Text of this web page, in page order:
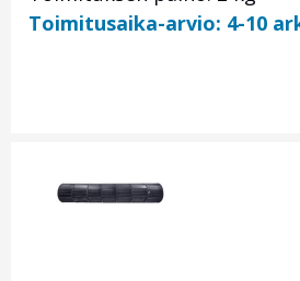
Toimitusaika-arvio: 4-10